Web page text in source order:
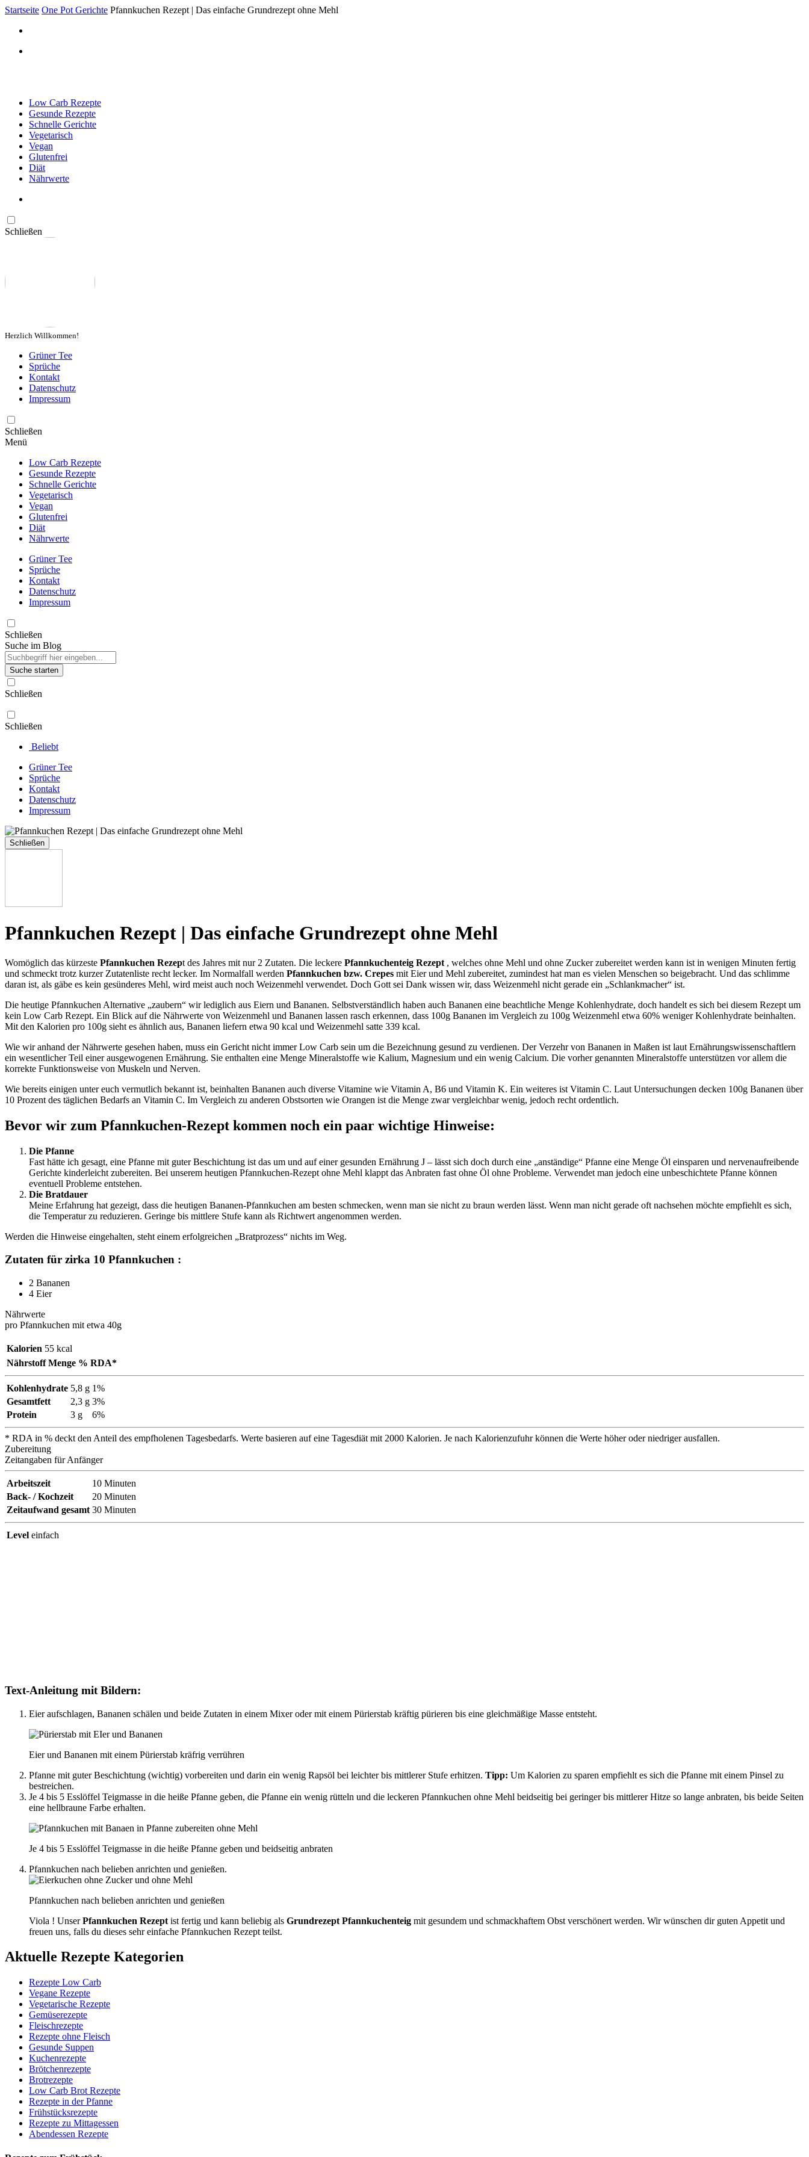
Startseite One Pot Gerichte Pfannkuchen Rezept | Das einfache Grundrezept ohne Mehl
Low Carb Rezepte
Gesunde Rezepte
Schnelle Gerichte
Vegetarisch
Vegan
Glutenfrei
Diät
Nährwerte
Schließen
Herzlich Willkommen!
Grüner Tee
Sprüche
Kontakt
Datenschutz
Impressum
Schließen
Menü
Low Carb Rezepte
Gesunde Rezepte
Schnelle Gerichte
Vegetarisch
Vegan
Glutenfrei
Diät
Nährwerte
Grüner Tee
Sprüche
Kontakt
Datenschutz
Impressum
Schließen
Suche im Blog
Suche starten
Schließen
Schließen
Beliebt
Grüner Tee
Sprüche
Kontakt
Datenschutz
Impressum
Schließen
Pfannkuchen Rezept | Das einfache Grundrezept ohne Mehl
Womöglich das kürzeste Pfannkuchen Rezept des Jahres mit nur 2 Zutaten. Die leckere Pfannkuchenteig Rezept , welches ohne Mehl und ohne Zucker zubereitet werden kann ist in wenigen Minuten fertig
und schmeckt trotz kurzer Zutatenliste recht lecker. Im Normalfall werden Pfannkuchen bzw. Crepes mit Eier und Mehl zubereitet, zumindest hat man es vielen Menschen so beigebracht. Und das schlimme
daran ist, als gäbe es kein gesünderes Mehl, wird meist auch noch Weizenmehl verwendet. Doch Gott sei Dank wissen wir, dass Weizenmehl nicht gerade ein „Schlankmacher“ ist.
Die heutige Pfannkuchen Alternative „zaubern“ wir lediglich aus Eiern und Bananen. Selbstverständlich haben auch Bananen eine beachtliche Menge Kohlenhydrate, doch handelt es sich bei diesem Rezept um
kein Low Carb Rezept. Ein Blick auf die Nährwerte von Weizenmehl und Bananen lassen rasch erkennen, dass 100g Bananen im Vergleich zu 100g Weizenmehl etwa 60% weniger Kohlenhydrate beinhalten.
Mit den Kalorien pro 100g sieht es ähnlich aus, Bananen liefern etwa 90 kcal und Weizenmehl satte 339 kcal.
Wie wir anhand der Nährwerte gesehen haben, muss ein Gericht nicht immer Low Carb sein um die Bezeichnung gesund zu verdienen. Der Verzehr von Bananen in Maßen ist laut Ernährungswissenschaftlern
ein wesentlicher Teil einer ausgewogenen Ernährung. Sie enthalten eine Menge Mineralstoffe wie Kalium, Magnesium und ein wenig Calcium. Die vorher genannten Mineralstoffe unterstützen vor allem die
korrekte Funktionsweise von Muskeln und Nerven.
Wie bereits einigen unter euch vermutlich bekannt ist, beinhalten Bananen auch diverse Vitamine wie Vitamin A, B6 und Vitamin K. Ein weiteres ist Vitamin C. Laut Untersuchungen decken 100g Bananen über
10 Prozent des täglichen Bedarfs an Vitamin C. Im Vergleich zu anderen Obstsorten wie Orangen ist die Menge zwar vergleichbar wenig, jedoch recht ordentlich.
Bevor wir zum Pfannkuchen-Rezept kommen noch ein paar wichtige Hinweise:
Die Pfanne
Fast hätte ich gesagt, eine Pfanne mit guter Beschichtung ist das um und auf einer gesunden Ernährung J – lässt sich doch durch eine „anständige“ Pfanne eine Menge Öl einsparen und nervenaufreibende
Gerichte kinderleicht zubereiten. Bei unserem heutigen Pfannkuchen-Rezept ohne Mehl klappt das Anbraten fast ohne Öl ohne Probleme. Verwendet man jedoch eine unbeschichtete Pfanne können
eventuell Probleme entstehen.
Die Bratdauer
Meine Erfahrung hat gezeigt, dass die heutigen Bananen-Pfannkuchen am besten schmecken, wenn man sie nicht zu braun werden lässt. Wenn man nicht gerade oft nachsehen möchte empfiehlt es sich,
die Temperatur zu reduzieren. Geringe bis mittlere Stufe kann als Richtwert angenommen werden.
Werden die Hinweise eingehalten, steht einem erfolgreichen „Bratprozess“ nichts im Weg.
Zutaten für zirka 10 Pfannkuchen :
2 Bananen
4 Eier
Nährwerte
pro Pfannkuchen mit etwa 40g
Kalorien 55 kcal
Nährstoff Menge % RDA*
Kohlenhydrate 5,8 g 1%
Gesamtfett
2,3 g 3%
Protein
3 g 6%
* RDA in % deckt den Anteil des empfholenen Tagesbedarfs. Werte basieren auf eine Tagesdiät mit 2000 Kalorien. Je nach Kalorienzufuhr können die Werte höher oder niedriger ausfallen.
Zubereitung
Zeitangaben für Anfänger
Arbeitszeit 10 Minuten
Back- / Kochzeit
20 Minuten
Zeitaufwand gesamt 30 Minuten
Level einfach
Text-Anleitung mit Bildern:
Eier aufschlagen, Bananen schälen und beide Zutaten in einem Mixer oder mit einem Pürierstab kräftig pürieren bis eine gleichmäßige Masse entsteht.
Eier und Bananen mit einem Pürierstab kräfrig verrühren
Pfanne mit guter Beschichtung (wichtig) vorbereiten und darin ein wenig Rapsöl bei leichter bis mittlerer Stufe erhitzen. Tipp: Um Kalorien zu sparen empfiehlt es sich die Pfanne mit einem Pinsel zu
bestreichen.
Je 4 bis 5 Esslöffel Teigmasse in die heiße Pfanne geben, die Pfanne ein wenig rütteln und die leckeren Pfannkuchen ohne Mehl beidseitig bei geringer bis mittlerer Hitze so lange anbraten, bis beide Seiten
eine hellbraune Farbe erhalten.
Je 4 bis 5 Esslöffel Teigmasse in die heiße Pfanne geben und beidseitig anbraten
Pfannkuchen nach belieben anrichten und genießen.
Pfannkuchen nach belieben anrichten und genießen
Viola ! UnserPfannkuchen Rezept ist fertig und kann beliebig als Grundrezept Pfannkuchenteig mit gesundem und schmackhaftem Obst verschönert werden. Wir wünschen dir guten Appetit und
freuen uns, falls du dieses sehr einfache Pfannkuchen Rezept teilst.
Aktuelle Rezepte Kategorien
Rezepte Low Carb
Vegane Rezepte
Vegetarische Rezepte
Gemüserezepte
Fleischrezepte
Rezepte ohne Fleisch
Gesunde Suppen
Kuchenrezepte
Brötchenrezepte
Brotrezepte
Low Carb Brot Rezepte
Rezepte in der Pfanne
Frühstücksrezepte
Rezepte zu Mittagessen
Abendessen Rezepte